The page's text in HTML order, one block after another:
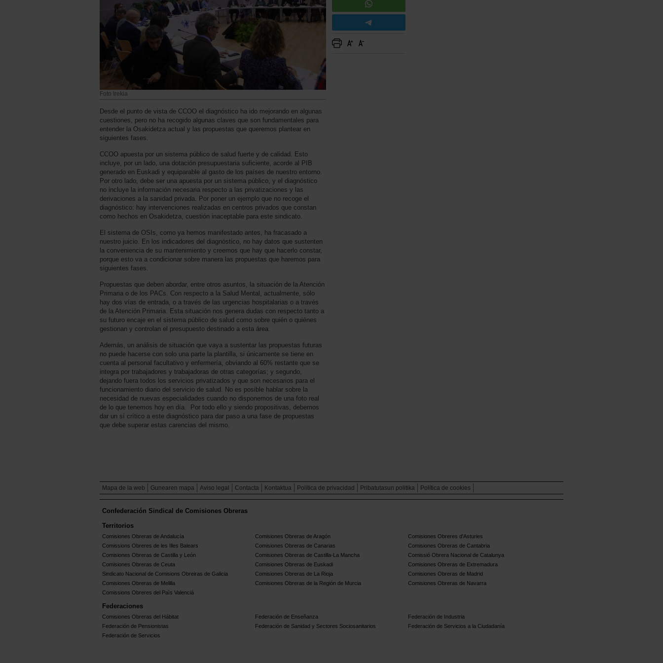
Foto Irekia
Desde el punto de vista de CCOO el diagnóstico ha ido mejorando en algunas
cuestiones, pero no ha recogido algunas claves que son fundamentales para
entender la Osakidetza actual y las propuestas que queremos plantear en
siguientes fases.
CCOO apuesta por un sistema público de salud fuerte y de calidad. Esto
incluye, por un lado, una dotación presupuestaria suficiente, acorde al PIB
generado en Euskadi y equiparable al gasto de los países de nuestro entorno.
Por otro lado, debe ser una apuesta por un sistema público, y el diagnóstico
no incluye la información necesaria respecto a las privatizaciones y las
derivaciones a la sanidad privada. Por poner un ejemplo que no recoge el
diagnóstico: hay intervenciones realizadas en centros privados que constan
como hechos en Osakidetza, cuestión inaceptable para este sindicato.
El sistema de OSIs, como ya hemos manifestado antes, ha fracasado a
nuestro juicio. En los indicadores del diagnóstico, no hay datos que sustenten
la conveniencia de su mantenimiento y creemos que hay que hacerlo constar,
porque esto va a condicionar sobre manera las propuestas que haremos para
siguientes fases.
Propuestas que deben abordar, entre otros asuntos, la situación de la Atención
Primaria o de los PACs. Con respecto a la Salud Mental, actualmente, sólo
hay dos vías de entrada, o a través de las urgencias hospitalarias o a través
de la Atención Primaria. Esta situación nos genera dudas con respecto tanto a
su futuro encaje en el sistema público de salud como sobre quién o quiénes
gestionan y controlan el presupuesto destinado a esta área.
Además, un análisis de situación que vaya a sustentar las propuestas futuras
no puede hacerse con solo una parte la plantilla, si únicamente se tiene en
cuenta al personal facultativo y enfermería, obviando al 60% restante que se
integra por trabajadores y trabajadoras de otras categorías; y segundo,
dejando fuera todos los servicios privatizados y que son necesarios para el
funcionamiento diario del servicio de salud. No es posible hablar sobre la
necesidad de nuevas especialidades cuando no disponemos de una foto real
de lo que tenemos hoy en día. Por todo ello y siendo propositivas, debemos
dar un sí crítico a este diagnóstico para dar paso a una fase de propuestas
que debe superar estas carencias del mismo.
Mapa de la web Gunearen mapa Aviso legal Contacta Kontaktua Política de privacidad Pribatutasun politika Política de cookies
Confederación Sindical de Comisiones Obreras
Territorios
Comisiones Obreras de Andalucía Comisiones Obreras de Aragón
Comisiones Obreres d'Asturies
Comissions Obreres de les Illes Balears
Comisiones Obreras de Canarias
Comisiones Obreras de Cantabria
Comisiones Obreras de Castilla y León
Comisiones Obreras de Castilla-La Mancha
Comissió Obrera Nacional de Catalunya
Comisiones Obreras de Ceuta
Comisiones Obreras de Euskadi
Comisiones Obreras de Extremadura
Sindicato Nacional de Comisions Obreiras de Galicia
Comisiones Obreras de La Rioja
Comisiones Obreras de Madrid
Comisiones Obreras de Melilla
Comisiones Obreras de la Región de Murcia
Comisiones Obreras de Navarra
Comissions Obreres del Paìs Valenciá
Federaciones
Comisiones Obreras del Hábitat Federación de Enseñanza
Federación de Industria
Federación de Pensionistas
Federación de Sanidad y Sectores Sociosanitarios
Federación de Servicios a la Ciudadanía
Federación de Servicios